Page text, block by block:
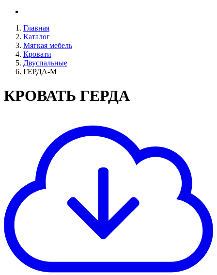
Главная
Каталог
Мягкая мебель
Кровати
Двуспальные
ГЕРДА-M
КРОВАТЬ ГЕРДА